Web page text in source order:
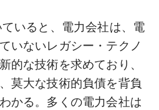
いると、電力会社は、電
いないレガシー・テクノ
的な技術を求めており、
莫大な技術的負債を背負
かる。多くの電力会社は